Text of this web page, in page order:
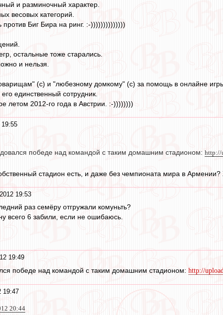
и разминочный характер.
весовых категорий.
против Биг Бира на ринг. :-))))))))))))))
остальные тоже старались.
и нельзя.
(с) и "любезному домкому" (с) за помощь в онлайне
единственный сотрудник.
летом 2012-го года в Австрии. :-))))))))
победе над командой с таким домашним стадионом: http://
стадион есть, и даже без чемпионата мира в Армении?
19:53
раз семёру отгружали комуньть?
всего 6 забили, если не ошибаюсь.
19:49
победе над командой с таким домашним стадионом: http://
19:47
20:44